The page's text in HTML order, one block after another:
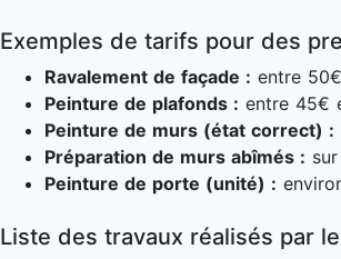
Exemples de tarifs pour des
Ravalement de façade : entre
Peinture de plafonds : entre 45€
Peinture de murs (état correct) :
Préparation de murs abîmés :
Peinture de porte (unité) :
Liste des travaux réalisés par